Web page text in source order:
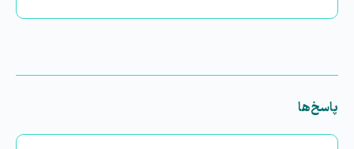
پاسخ‌ها